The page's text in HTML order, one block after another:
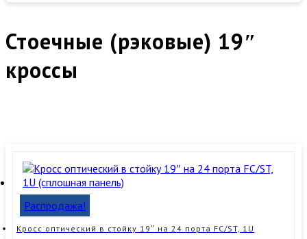
Стоечные (рэковые) 19″
кроссы
Распродажа!
Кросс оптический в стойку 19″ на 24 порта FC/ST, 1U